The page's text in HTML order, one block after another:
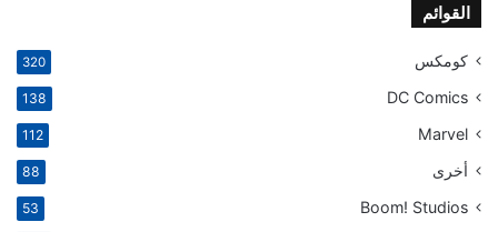
القوائم
كومكس 320
DC Comics
138
Marvel
112
أخرى 88
Boom! Studios
53